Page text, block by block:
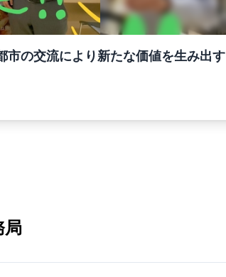
の交流により新たな価値を生み出す
局